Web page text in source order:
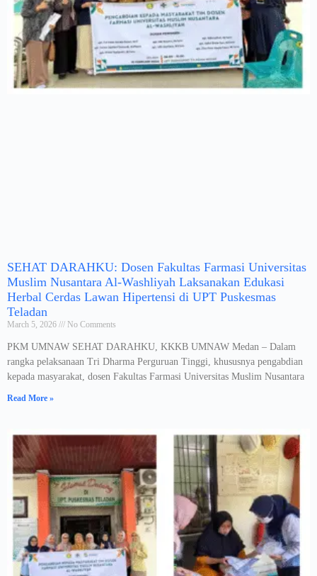
SEHAT DARAHKU: Dosen Fakultas Farmasi Universitas
Muslim Nusantara Al-Washliyah Laksanakan Edukasi
Herbal Cerdas Lawan Hipertensi di UPT Puskesmas
Teladan
March 5, 2026 No Comments
PKM UMNAW SEHAT DARAHKU, KKKB UMNAW Medan – Dalam
rangka pelaksanaan Tri Dharma Perguruan Tinggi, khususnya pengabdian
kepada masyarakat, dosen Fakultas Farmasi Universitas Muslim Nusantara
Read More »